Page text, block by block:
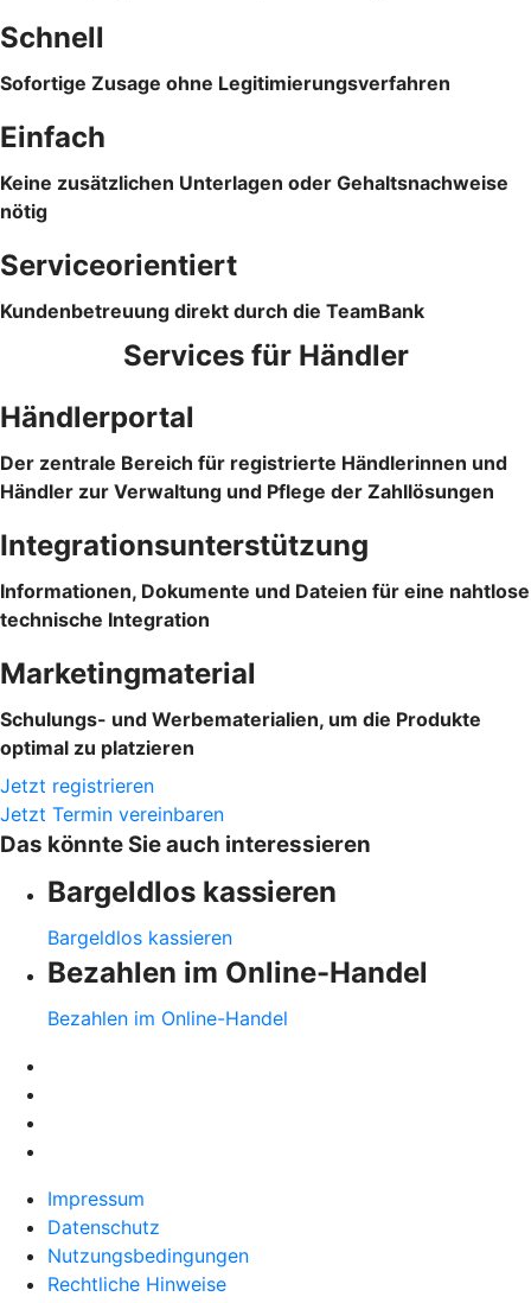
Schnell
Sofortige Zusage ohne Legitimierungsverfahren
Einfach
Keine zusätzlichen Unterlagen oder Gehaltsnachweise
nötig
Serviceorientiert
Kundenbetreuung direkt durch die TeamBank
Services für Händler
Händlerportal
Der zentrale Bereich für registrierte Händlerinnen und
Händler zur Verwaltung und Pflege der Zahllösungen
Integrationsunterstützung
Informationen, Dokumente und Dateien für eine nahtlose
technische Integration
Marketingmaterial
Schulungs- und Werbematerialien, um die Produkte
optimal zu platzieren
Jetzt registrieren
Jetzt Termin vereinbaren
Das könnte Sie auch interessieren
Bargeldlos kassieren
Bargeldlos kassieren
Bezahlen im Online-Handel
Bezahlen im Online-Handel
Impressum
Datenschutz
Nutzungsbedingungen
Rechtliche Hinweise